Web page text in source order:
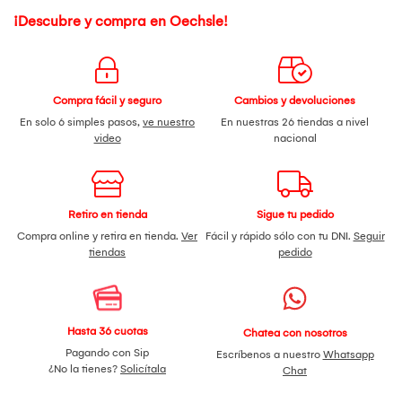
¡Descubre y compra en Oechsle!
Compra fácil y seguro
En solo 6 simples pasos, ve nuestro
video
Cambios y devoluciones
En nuestras 26 tiendas a nivel
nacional
Retiro en tienda
Compra online y retira en tienda. Ver
tiendas
Sigue tu pedido
Fácil y rápido sólo con tu DNI. Seguir
pedido
Hasta 36 cuotas
Pagando con Sip
¿No la tienes? Solicítala
Chatea con nosotros
Escríbenos a nuestro Whatsapp
Chat